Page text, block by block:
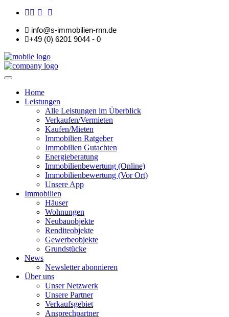
info@s-immobilien-rnn.de
+49 (0) 6201 9044 - 0
Home
Leistungen
Alle Leistungen im Überblick
Verkaufen/Vermieten
Kaufen/Mieten
Immobilien Ratgeber
Immobilien Gutachten
Energieberatung
Immobilienbewertung (Online)
Immobilienbewertung (Vor Ort)
Unsere App
Immobilien
Häuser
Wohnungen
Neubauobjekte
Renditeobjekte
Gewerbeobjekte
Grundstücke
News
Newsletter abonnieren
Über uns
Unser Netzwerk
Unsere Partner
Verkaufsgebiet
Ansprechpartner